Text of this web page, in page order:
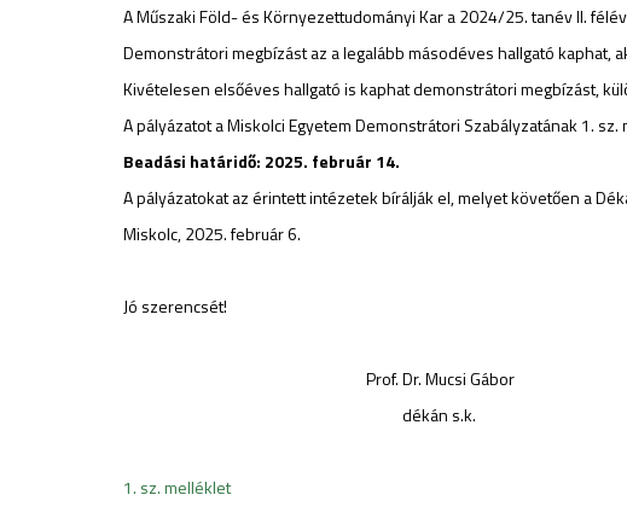
A Műszaki Föld- és Környezettudományi Kar a 2024/25. tanév II.
Demonstrátori megbízást az a legalább másodéves hallgató
Kivételesen elsőéves hallgató is kaphat demonstrátori megbízást,
A pályázatot a Miskolci Egyetem Demonstrátori Szabályzatának 1.
Beadási határidő: 2025. február 14.
A pályázatokat az érintett intézetek bírálják el, melyet követően a
Miskolc, 2025. február 6.
Jó szerencsét!
Prof. Dr. Mucsi Gábor
dékán s.k.
1. sz. melléklet